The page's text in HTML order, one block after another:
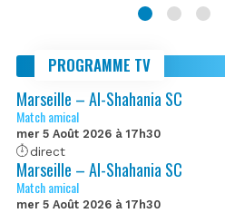
PROGRAMME TV
Marseille – Al-Shahania SC
Match amical
mer 5 Août 2026 à 17h30
direct
Marseille – Al-Shahania SC
Match amical
mer 5 Août 2026 à 17h30